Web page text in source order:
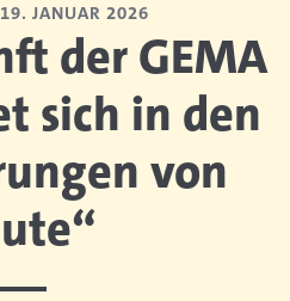
19. JANUAR 2026
der GEMA
sich in den
von